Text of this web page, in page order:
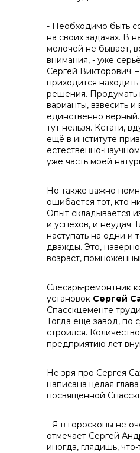
Контакты
- Необходимо быть
на своих задачах. В
мелочей не бывает,
внимания, - уже
Сергей Викторович.
приходится
решения. Продумать
варианты, взвесить и
единственно
тут нельзя. Кстати,
ещё в институте
естественно-
уже часть моей
Но также важно
ошибается тот, кто
Опыт складывается
и успехов, и неудач.
наступать на одни и
дважды. Это,
возраст,
Слесарь-ремонтник
установок Сергей
Спасскцементе
Тогда ещё завод, по
строился.
предприятию лет
Не зря про Сергея
написана целая
посвящённой
- Я в гороскопы не
отмечает Сергей
иногда, глядишь,